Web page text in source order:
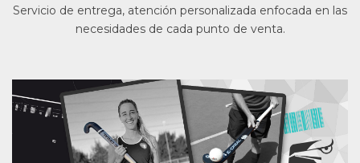
Servicio de entrega, atención personalizada enfocada en las
necesidades de cada punto de venta.